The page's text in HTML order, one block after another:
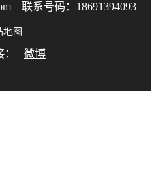
联系号码：18691394093
地图
微博